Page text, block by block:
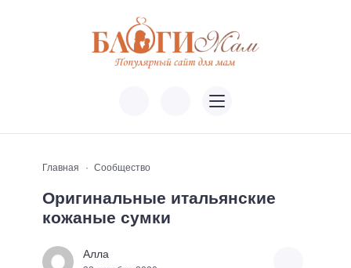
Главная Сообщество
Оригинальные итальянские
кожаные сумки
Алла